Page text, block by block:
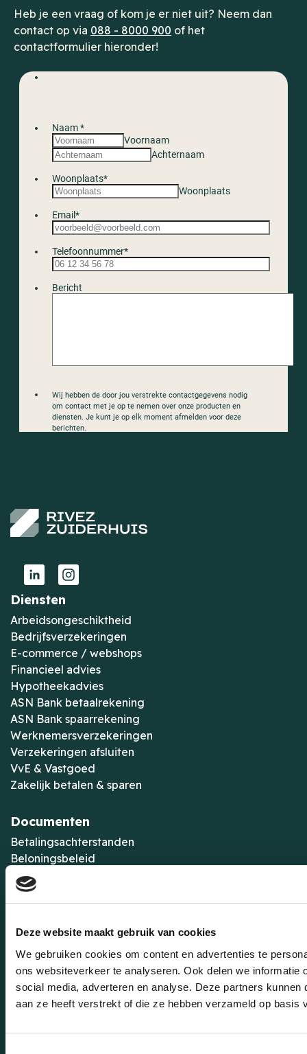
Deze website maakt gebruik van cookies
We gebruiken cookies om content en advertenties te
ons websiteverkeer te analyseren. Ook delen we
social media, adverteren en analyse. Deze partners
aan ze heeft verstrekt of die ze hebben verzameld op basis
Heb je een vraag of kom je er niet uit? Neem dan
contact op via 088 - 8000 900 of het
contactformulier hieronder!
Diensten
Arbeidsongeschiktheid
Bedrijfsverzekeringen
E-commerce / webshops
Financieel advies
Hypotheekadvies
ASN Bank betaalrekening
ASN Bank spaarrekening
Werknemersverzekeringen
Verzekeringen afsluiten
VvE & Vastgoed
Zakelijk betalen & sparen
Documenten
Betalingsachterstanden
Beloningsbeleid
Cookiebeleid
Dienstenwijzer
Disclaimer
Privacyverklaring
Toegankelijkheidsverklaring
Vergelijkingskaarten